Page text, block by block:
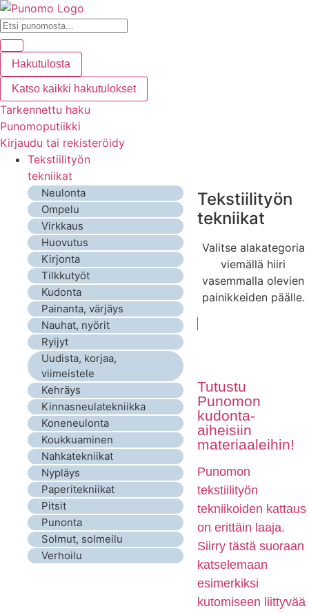
Hakutulosta
Katso kaikki hakutulokset
Tarkennettu haku
Punomoputiikki
Kirjaudu tai rekisteröidy
Tekstiilityön
tekniikat
Neulonta
Ompelu
Virkkaus
Huovutus
Kirjonta
Tilkkutyöt
Kudonta
Painanta, värjäys
Nauhat, nyörit
Ryijyt
Uudista, korjaa,
viimeistele
Kehräys
Kinnasneulatekniikka
Koneneulonta
Koukkuaminen
Nahkatekniikat
Nypläys
Paperitekniikat
Pitsit
Punonta
Solmut, solmeilu
Verhoilu
Tekstiilityön
tekniikat
Valitse alakategoria
viemällä hiiri
vasemmalla olevien
painikkeiden päälle.
Tutustu
Punomon
kudonta-
aiheisiin
materiaaleihin!
Punomon
tekstiilityön
tekniikoiden kattaus
on erittäin laaja.
Siirry tästä suoraan
katselemaan
esimerkiksi
kutomiseen liittyvää